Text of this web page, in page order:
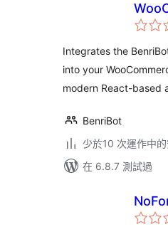
Integrates the
into your
modern React-based
BenriBot
少於10 次運作中
在 6.8.7 測試過